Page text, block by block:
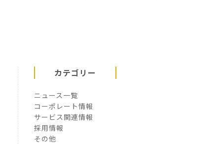
カテゴリー
ニュース一覧
コーポレート情報
サービス関連情報
採用情報
その他